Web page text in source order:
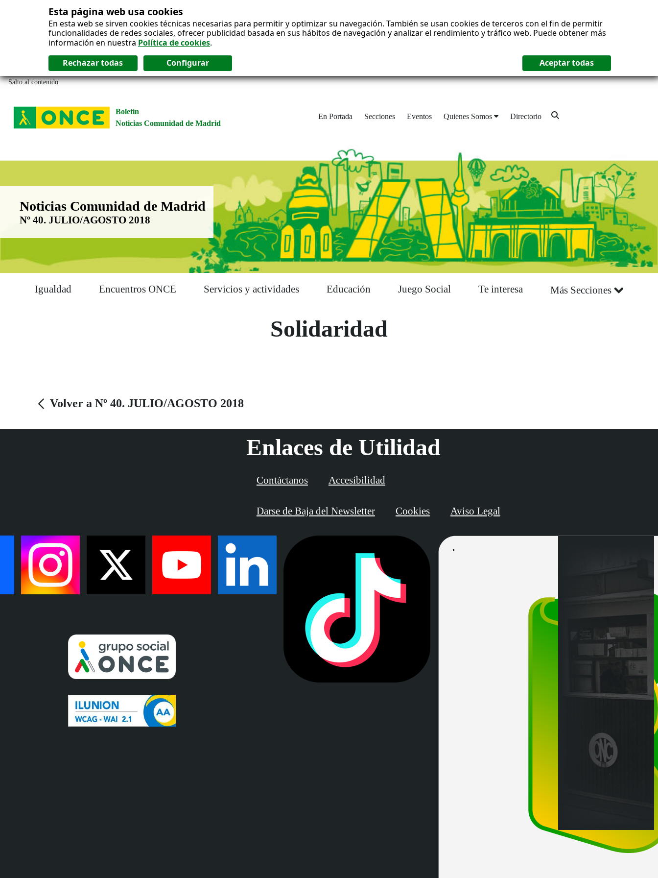
Esta página web usa cookies
En esta web se sirven cookies técnicas necesarias para permitir y optimizar su navegación. También se usan cookies de terceros con el fin de permitir
funcionalidades de redes sociales, ofrecer publicidad basada en sus hábitos de navegación y analizar el rendimiento y tráfico web. Puede obtener más
información en nuestra Política de cookies.
Salto al contenido
Boletín
Noticias Comunidad de Madrid
En Portada Secciones Eventos Quienes Somos Directorio
Boletín Noticias Comunidad de Madrid
Noticias Comunidad de Madrid
Nº 40. JULIO/AGOSTO 2018
Igualdad Encuentros ONCE Servicios y actividades Educación Juego Social Te interesa Más Secciones
Solidaridad
Volver a Nº 40. JULIO/AGOSTO 2018
Enlaces de Utilidad
Contáctanos Accesibilidad
Darse de Baja del Newsletter Cookies Aviso Legal